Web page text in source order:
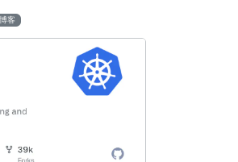
metallb/metallb
native.yaml
创建 metallb-
2apiVersion:
4metadata:
metallb-system
10.10.10.181 # ←
博客